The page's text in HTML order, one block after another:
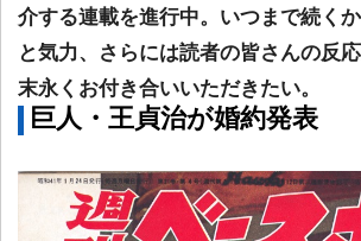
介する連載を進行中。いつまで続く
と気力、さらには読者の皆さんの反
末永くお付き合いいただきたい。
巨人・王貞治が婚約発表